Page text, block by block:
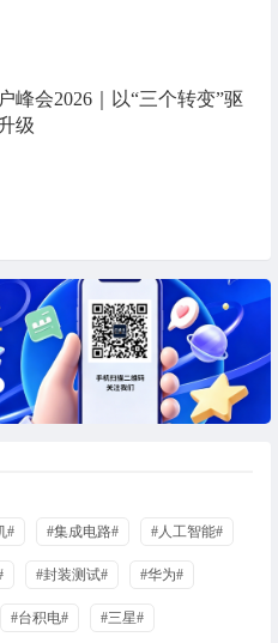
峰会2026｜以“三个转变”驱
级
# #集成电路# #人工智能#
#封装测试# #华为#
#台积电# #三星#